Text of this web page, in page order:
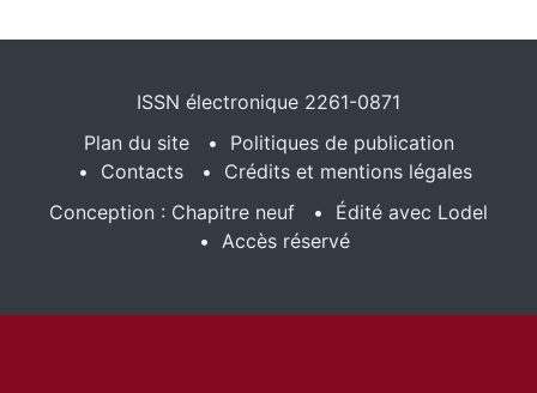
ISSN électronique 2261-0871
Plan du site
Politiques de publication
Contacts
Crédits et mentions légales
Conception : Chapitre neuf
Édité avec Lodel
Accès réservé